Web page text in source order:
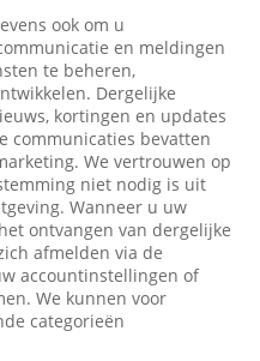
ook om u
en meldingen
te beheren,
Dergelijke
kortingen en updates
communicaties bevatten
We vertrouwen op
niet nodig is uit
Wanneer u uw
ontvangen van dergelijke
afmelden via de
accountinstellingen of
We kunnen voor
categorieën